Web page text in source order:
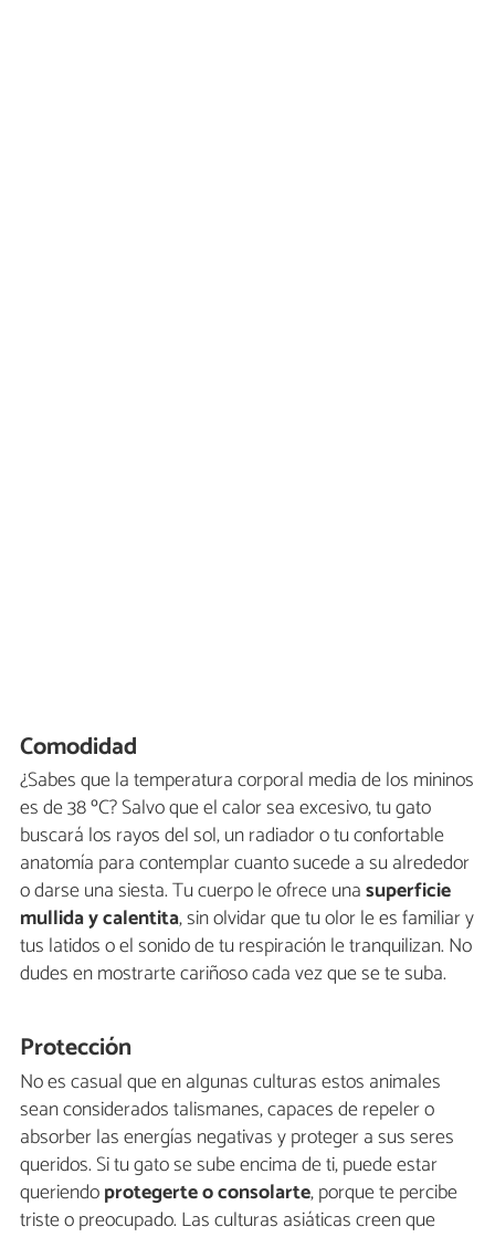
Comodidad
¿Sabes que la temperatura corporal media de los mininos
es de 38 ºC? Salvo que el calor sea excesivo, tu gato
buscará los rayos del sol, un radiador o tu confortable
anatomía para contemplar cuanto sucede a su alrededor
o darse una siesta. Tu cuerpo le ofrece unasuperficie
mullida y calentita, sin olvidar que tu olor le es familiar y
tus latidos o el sonido de tu respiración le tranquilizan. No
dudes en mostrarte cariñoso cada vez que se te suba.
Protección
No es casual que en algunas culturas estos animales
sean considerados talismanes, capaces de repeler o
absorber las energías negativas y proteger a sus seres
queridos. Si tu gato se sube encima de ti, puede estar
queriendoprotegerte o consolarte, porque te percibe
triste o preocupado. Las culturas asiáticas creen que